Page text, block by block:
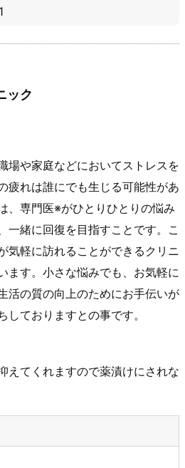
ック
場や家庭などにおいてストレスを
疲れは誰にでも生じる可能性があ
、専門医※がひとりひとりの悩み
一緒に回復を目指すことです。こ
気軽に訪れることができるクリニ
ます。小さな悩みでも、お気軽に
活の質の向上のためにお手伝いが
ておりますとの事です。
えてくれますので薬漬けにされな